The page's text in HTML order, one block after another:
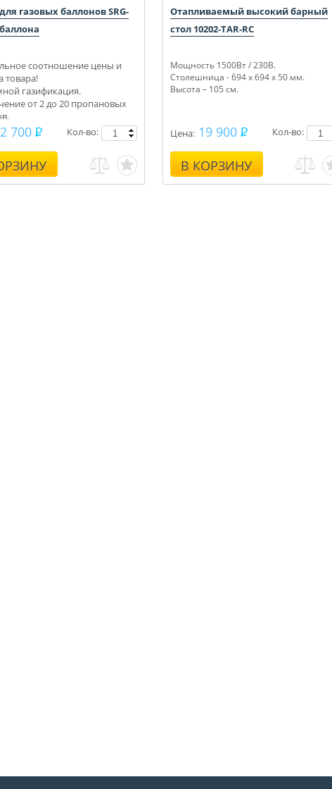
газовых баллонов SRG-
соотношение цены и
товара!
газификация.
от 2 до 20 пропановых
под ключ.
монтаж.
700
Кол-во:
Отапливаемый высокий барный
стол 10202-TAR-RC
Мощность 1500Вт / 230В.
Столешница - 694 х 694 х 50 мм.
Высота – 105 см.
Цена: 19 900
В КОРЗИНУ
Кол-во: